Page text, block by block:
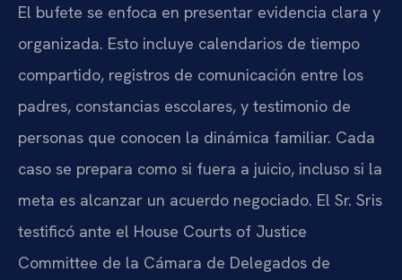
El bufete se enfoca en presentar evidencia clara y
organizada. Esto incluye calendarios de tiempo
compartido, registros de comunicación entre los
padres, constancias escolares, y testimonio de
personas que conocen la dinámica familiar. Cada
caso se prepara como si fuera a juicio, incluso si la
meta es alcanzar un acuerdo negociado. El Sr. Sris
testificó ante el House Courts of Justice
Committee de la Cámara de Delegados de